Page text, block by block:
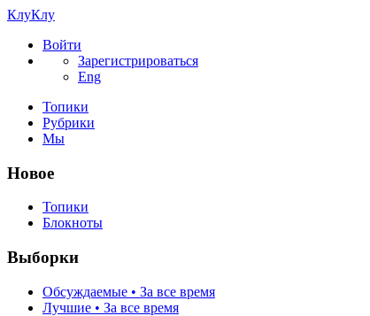
КлуКлу
Войти
Зарегистрироваться
Eng
Топики
Рубрики
Мы
Новое
Топики
Блокноты
Выборки
Обсуждаемые • За все время
Лучшие • За все время